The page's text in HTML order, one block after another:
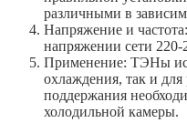
различными в
Напряжение и
напряжении сети 220-
Применение: ТЭНы
охлаждения, так и
поддержания
холодильной камеры.